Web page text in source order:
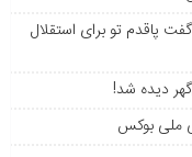
پاقدم تو برای استقلال
دیده شد!
ملی بوکس